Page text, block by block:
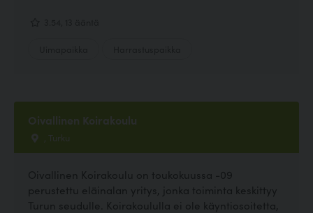
Oivallinen Koirakoulu
, Turku
Oivallinen Koirakoulu on toukokuussa -09
perustettu eläinalan yritys, jonka toiminta keskittyy
Turun seudulle. Koirakoululla ei ole käyntiosoitetta,